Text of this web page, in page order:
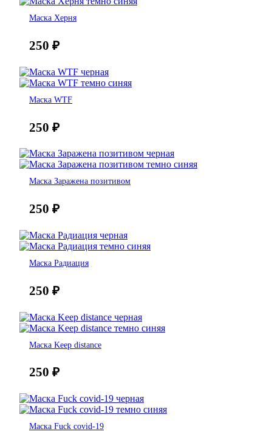
Маска Херня
250 ₽
Маска WTF
250 ₽
Маска Заражена позитивом
250 ₽
Маска Радиация
250 ₽
Маска Keep distance
250 ₽
Маска Fuck covid-19